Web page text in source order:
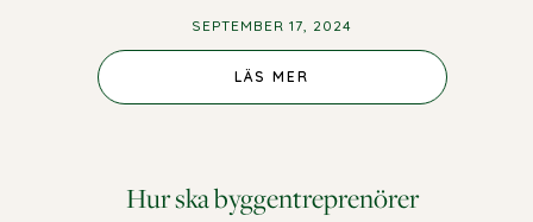
SEPTEMBER 17, 2024
LÄS MER
Hur ska byggentreprenörer